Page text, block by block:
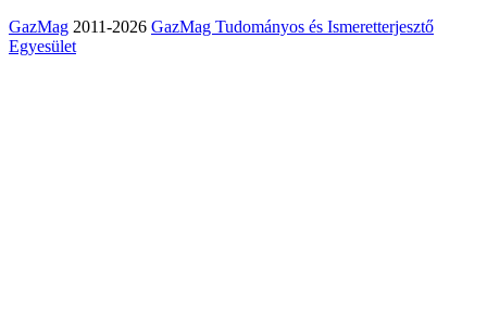
GazMag 2011-2026 GazMag Tudományos és Ismeretterjesztő
Egyesület